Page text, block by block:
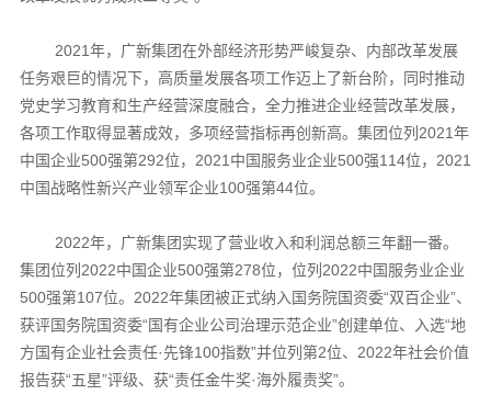
2021年，广新集团在外部经济形势严峻复杂、内部改革发展
任务艰巨的情况下，高质量发展各项工作迈上了新台阶，同时推动
党史学习教育和生产经营深度融合，全力推进企业经营改革发展，
各项工作取得显著成效，多项经营指标再创新高。集团位列2021年
中国企业500强第292位，2021中国服务业企业500强114位，2021
中国战略性新兴产业领军企业100强第44位。
2022年，广新集团实现了营业收入和利润总额三年翻一番。
集团位列2022中国企业500强第278位，位列2022中国服务业企业
500强第107位。2022年集团被正式纳入国务院国资委“双百企业”、
获评国务院国资委“国有企业公司治理示范企业”创建单位、入选“地
方国有企业社会责任·先锋100指数”并位列第2位、2022年社会价值
报告获“五星”评级、获“责任金牛奖·海外履责奖”。